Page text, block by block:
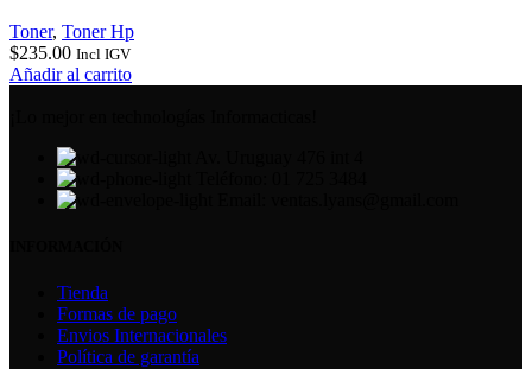
Toner, Toner Hp
$235.00 Incl IGV
Añadir al carrito
Tienda
Formas de pago
Envios Internacionales
Política de garantía